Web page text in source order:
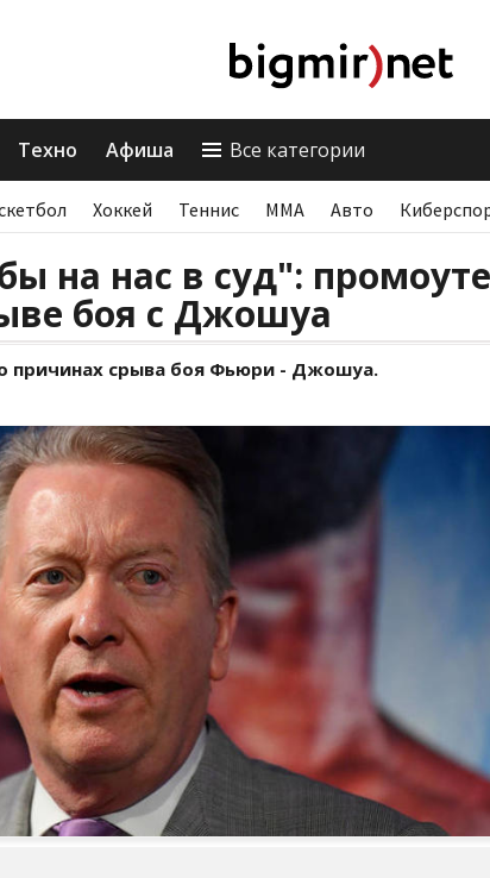
Техно Афиша Все категории
Хоккей Теннис ММА Авто
на нас в суд":
боя с Джошуа
причинах срыва боя Фьюри - Джошуа.